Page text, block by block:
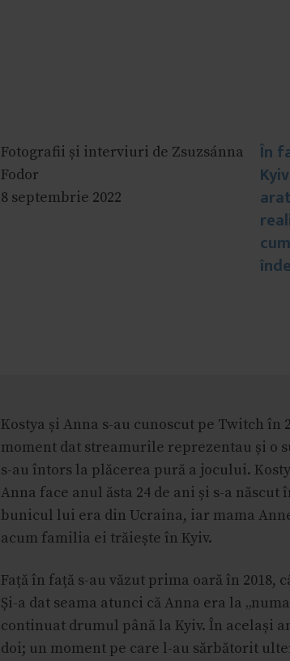
Fotografii și interviuri de Zsuzsánna
Fodor
8 septembrie 2022
În
Kostya și Anna s-au cunoscut pe Twitch în
moment dat streamurile reprezentau și o
s-au întors la plăcerea pură a jocului.
Anna face anul ăsta 24 de ani și s-a născut
bunicul lui era din Ucraina, iar mama
acum familia ei trăiește în Kyiv.
Față în față s-au văzut prima oară în 2018,
Și-a dat seama atunci că Anna era la
continuat drumul până la Kyiv. În același
doi; un moment pe care l-au sărbătorit